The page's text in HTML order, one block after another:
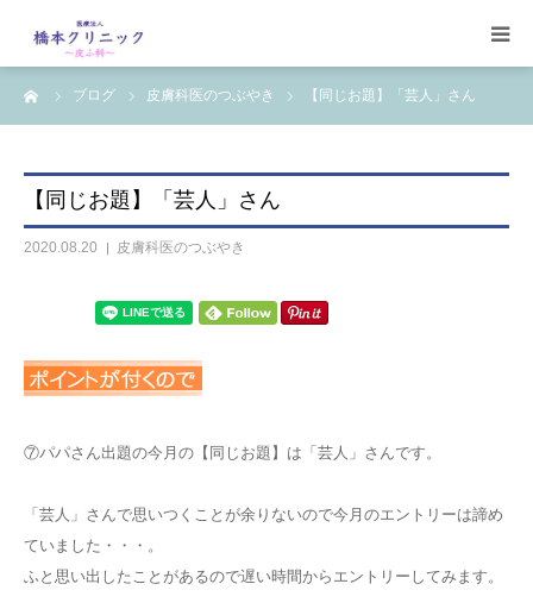
ブログ 皮膚科医のつぶやき 【同じお題】「芸人」さん
【同じお題】「芸人」さん
2020.08.20 皮膚科医のつぶやき
⑦パパさん出題の今月の【同じお題】は「芸人」さんです。
「芸人」さんで思いつくことが余りないので今月のエントリーは諦め
ていました・・・。
ふと思い出したことがあるので遅い時間からエントリーしてみます。
受診案内
治療案内
【コラム】
ワクチン一覧